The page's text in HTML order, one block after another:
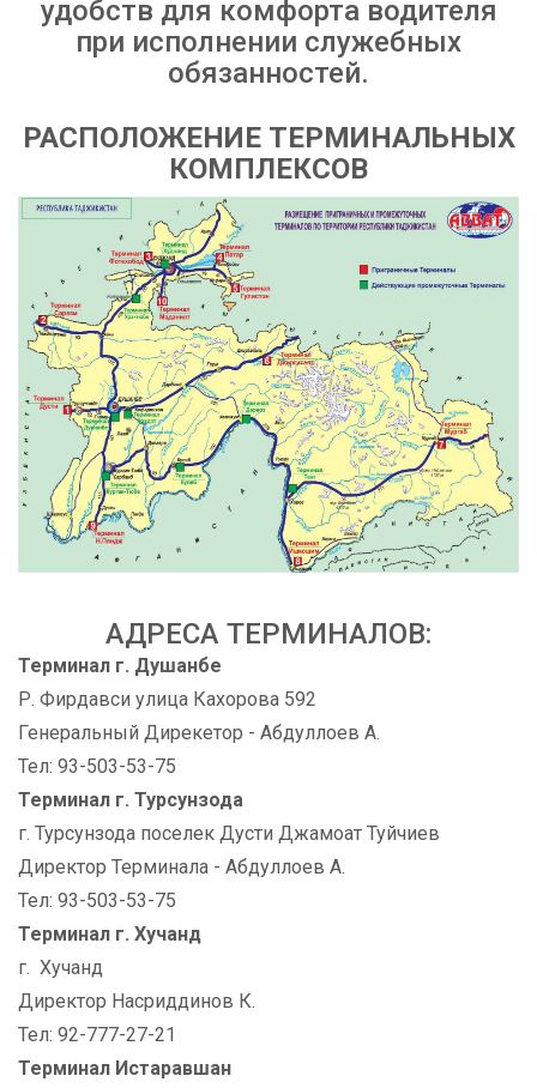
удобств для комфорта водителя
при исполнении служебных
обязанностей.
РАСПОЛОЖЕНИЕ ТЕРМИНАЛЬНЫХ
КОМПЛЕКСОВ
АДРЕСА ТЕРМИНАЛОВ:
Терминал г. Душанбе
Р. Фирдавси улица Кахорова 592
Генеральный Дирекетор - Абдуллоев А.
Тел: 93-503-53-75
Терминал г. Турсунзода
г. Турсунзода поселек Дусти Джамоат Туйчиев
Директор Терминала - Абдуллоев А.
Тел: 93-503-53-75
Терминал г. Хучанд
г. Хучанд
Директор Насриддинов К.
Тел: 92-777-27-21
Терминал Истаравшан